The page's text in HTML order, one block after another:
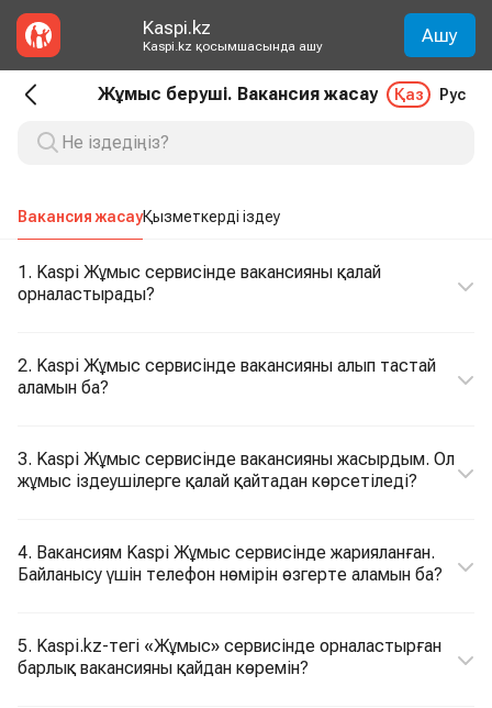
Kaspi.kz
Kaspi.kz қосымшасында ашу Ашу
Жұмыс беруші. Вакансия жасау Қаз Рус
Вакансия жасауҚызметкерді іздеу
1. Kaspi Жұмыс сервисінде вакансияны қалай
орналастырады?
2. Kaspi Жұмыс сервисінде вакансияны алып тастай
аламын ба?
3. Kaspi Жұмыс сервисінде вакансияны жасырдым. Ол
жұмыс іздеушілерге қалай қайтадан көрсетіледі?
4. Вакансиям Kaspi Жұмыс сервисінде жарияланған.
Байланысу үшін телефон нөмірін өзгерте аламын ба?
5. Kaspi.kz-тегі «Жұмыс» сервисінде орналастырған
барлық вакансияны қайдан көремін?